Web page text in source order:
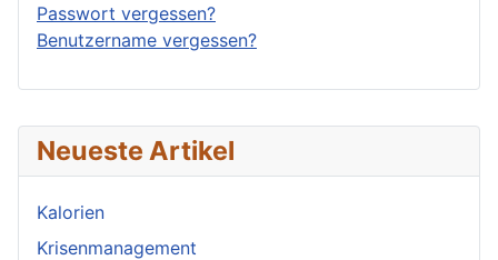
Neueste Artikel
Kalorien
Krisenmanagement
Passwort vergessen?
Benutzername vergessen?